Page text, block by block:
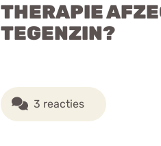
THERAPIE
TEGENZIN?
3 reacties